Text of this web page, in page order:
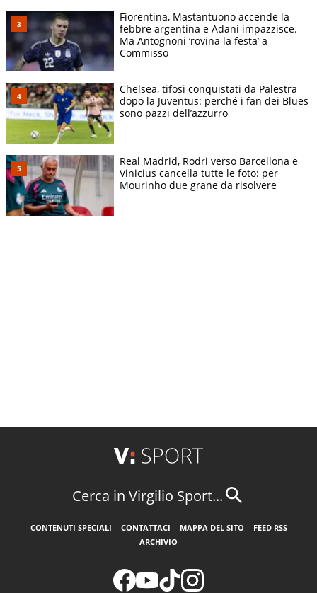
Fiorentina, Mastantuono accende la
febbre argentina e Adani impazzisce.
Ma Antognoni ‘rovina la festa’ a
Commisso
Chelsea, tifosi conquistati da Palestra
dopo la Juventus: perché i fan dei Blues
sono pazzi dell’azzurro
Real Madrid, Rodri verso Barcellona e
Vinicius cancella tutte le foto: per
Mourinho due grane da risolvere
Cerca in Virgilio Sport...
CONTENUTI SPECIALI CONTATTACI MAPPA DEL SITO
FEED RSS
ARCHIVIO